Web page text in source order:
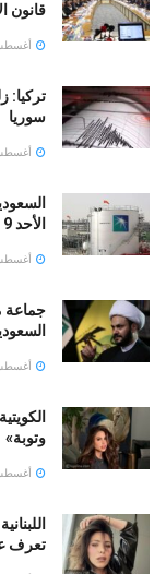
قانون
أغسطس 9,
سوريا
أغسطس 9,
الأحد 9 أغسطس
أغسطس 9,
جماعة
أغسطس 9,
وتوبة» ‏
أغسطس 8,
تعرف